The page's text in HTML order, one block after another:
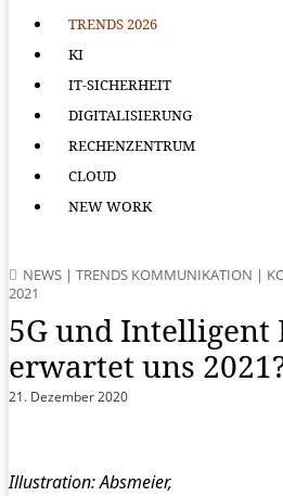
TRENDS 2026
KI
IT-SICHERHEIT
DIGITALISIERUNG
RECHENZENTRUM
CLOUD
NEW WORK
NEWS | TRENDS KOMMUNIKATION |
2021
5G und Intelligent
erwartet uns
21. Dezember 2020
Illustration: Absmeier,